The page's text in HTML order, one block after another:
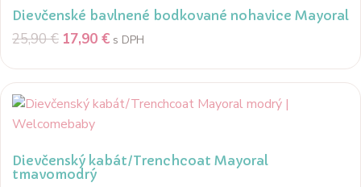
Dievčenské bavlnené bodkované nohavice Mayoral
25,90€ 17,90 € s DPH
Dievčenský kabát/Trenchcoat Mayoral
tmavomodrý